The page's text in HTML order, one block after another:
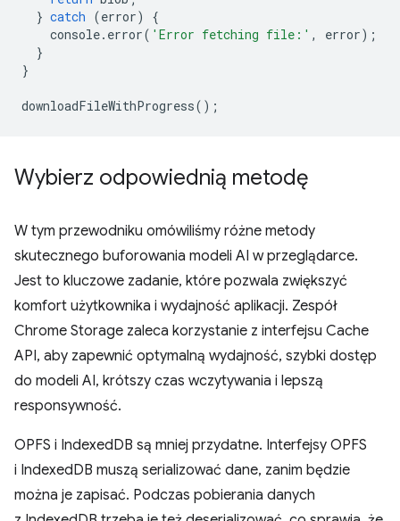
} catch (error)
{
console. error( 'Error fetching file:' , error);
}
}
downloadFileWithProgress();
Wybierz odpowiednią metodę
W tym przewodniku omówiliśmy różne metody
skutecznego buforowania modeli AI w przeglądarce.
Jest to kluczowe zadanie, które pozwala zwiększyć
komfort użytkownika i wydajność aplikacji. Zespół
Chrome Storage zaleca korzystanie z interfejsu Cache
API, aby zapewnić optymalną wydajność, szybki dostęp
do modeli AI, krótszy czas wczytywania i lepszą
responsywność.
OPFS i IndexedDB są mniej przydatne. Interfejsy OPFS
i IndexedDB muszą serializować dane, zanim będzie
można je zapisać. Podczas pobierania danych